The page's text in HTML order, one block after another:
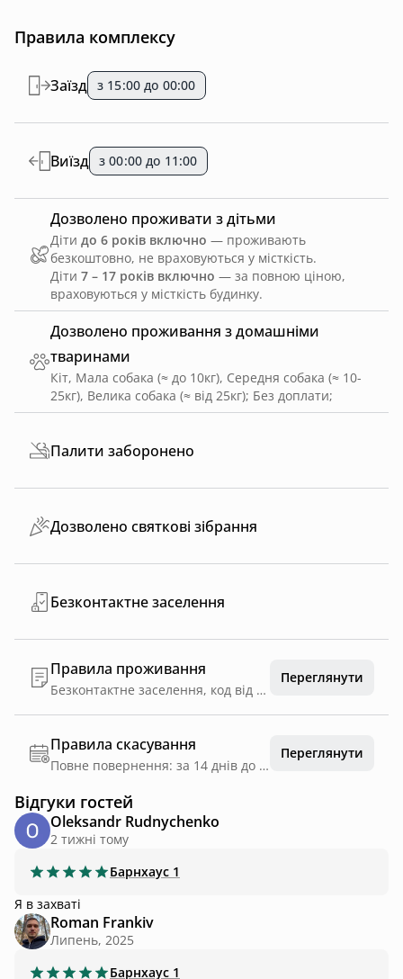
Правила комплексу
Дозволено проживання з домашніми
тваринами
Кіт, Мала собака (≈ до 10кг), Середня собака (≈ 10-
25кг), Велика собака (≈ від 25кг); Без доплати;
Заїзд з 15:00 до 00:00
Виїзд з 00:00 до 11:00
Дозволено проживати з дітьми
Діти до 6 років включно — проживають
безкоштовно, не враховуються у місткість.
Діти 7 – 17 років включно — за повною ціною,
враховуються у місткість будинку.
Палити заборонено
Дозволено святкові зібрання
Безконтактне заселення
Правила проживання
Безконтактне заселення, код від скриньки з ключима надходить у день заселення
Переглянути
Правила скасування
Повне повернення: за 14 днів до дати заїзду
Переглянути
Відгуки гостей
Oleksandr Rudnychenko
2 тижні тому
Барнхаус 1
Я в захваті
Roman Frankiv
Липень, 2025
Барнхаус 1